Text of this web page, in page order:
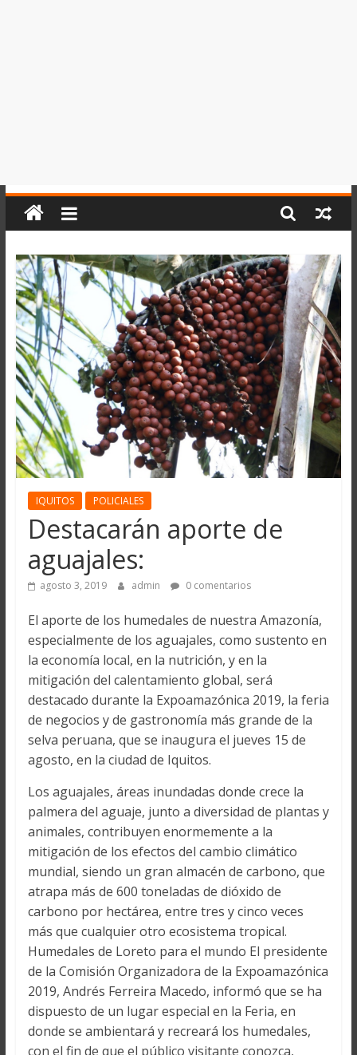
IQUITOS POLICIALES
Destacarán aporte de
aguajales:
agosto 3, 2019 admin 0 comentarios
El aporte de los humedales de nuestra Amazonía,
especialmente de los aguajales, como sustento en
la economía local, en la nutrición, y en la
mitigación del calentamiento global, será
destacado durante la Expoamazónica 2019, la feria
de negocios y de gastronomía más grande de la
selva peruana, que se inaugura el jueves 15 de
agosto, en la ciudad de Iquitos.
Los aguajales, áreas inundadas donde crece la
palmera del aguaje, junto a diversidad de plantas y
animales, contribuyen enormemente a la
mitigación de los efectos del cambio climático
mundial, siendo un gran almacén de carbono, que
atrapa más de 600 toneladas de dióxido de
carbono por hectárea, entre tres y cinco veces
más que cualquier otro ecosistema tropical.
Humedales de Loreto para el mundo El presidente
de la Comisión Organizadora de la Expoamazónica
2019, Andrés Ferreira Macedo, informó que se ha
dispuesto de un lugar especial en la Feria, en
donde se ambientará y recreará los humedales,
con el fin de que el público visitante conozca,